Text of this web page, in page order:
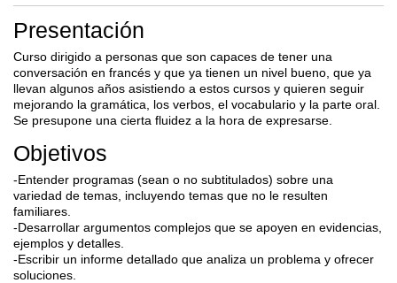
Presentación
Curso dirigido a personas que son capaces de tener una
conversación en francés y que ya tienen un nivel bueno, que ya
llevan algunos años asistiendo a estos cursos y quieren seguir
mejorando la gramática, los verbos, el vocabulario y la parte oral.
Se presupone una cierta fluidez a la hora de expresarse.
Objetivos
-Entender programas (sean o no subtitulados) sobre una
variedad de temas, incluyendo temas que no le resulten
familiares.
-Desarrollar argumentos complejos que se apoyen en evidencias,
ejemplos y detalles.
-Escribir un informe detallado que analiza un problema y ofrecer
soluciones.